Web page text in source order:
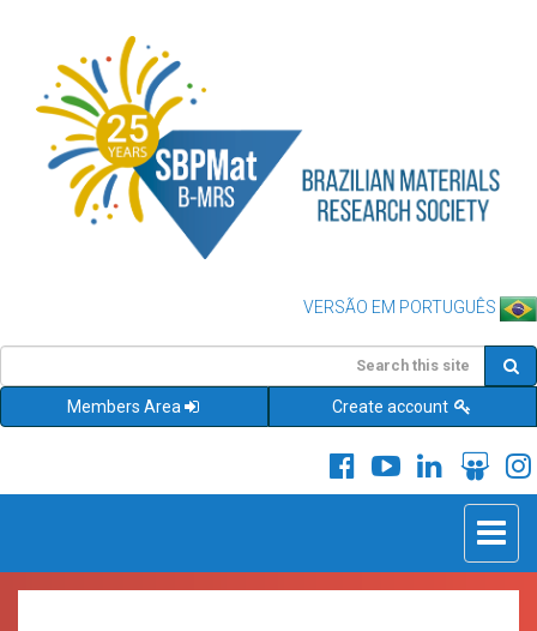
VERSÃO EM PORTUGUÊS
Members Area Create account
Toggle